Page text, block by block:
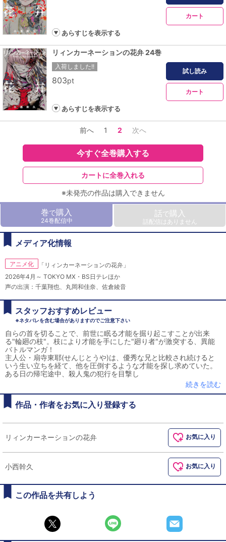
カート
あらすじを表示する
リィンカーネーションの花弁 24巻
入荷しました!!
803pt
試し読み
カート
あらすじを表示する
前へ 1 2 次へ
今すぐ全巻購入する
カートに全巻入れる
※未発売の作品は購入できません
巻で購入
24巻配信中
話で購入
話配信はありません
メディア化情報
アニメ化
「リィンカーネーションの花弁」
2026年4月～ TOKYO MX・BS日テレほか
声の出演：千葉翔也、丸岡和佳奈、佐倉綾音
スタッフおすすめレビュー
※ネタバレを含む場合がありますのでご注意下さい
自らの首を切ることで、前世に眠る才能を掘り起こすことが出来
る"輪廻の枝"。枝により才能を手にした"廻り者"が激突する、異能
バトルマンガ！
主人公・扇寺東耶(せんじとうや)は、優秀な兄と比較され続けると
いう生い立ちを経て、他を圧倒するような才能を探し求めていた。
ある日の帰宅途中、殺人鬼の犯行を目撃し
続きを読む
作品・作者をお気に入り登録する
リィンカーネーションの花弁 お気に入り
小西幹久 お気に入り
この作品を共有しよう